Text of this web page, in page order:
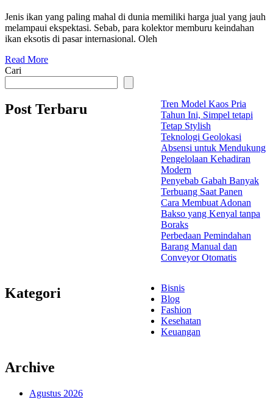
Jenis ikan yang paling mahal di dunia memiliki harga jual yang jauh
melampaui ekspektasi. Sebab, para kolektor memburu keindahan
ikan eksotis di pasar internasional. Oleh
Read More
Cari
Post Terbaru
Tren Model Kaos Pria
Tahun Ini, Simpel tetapi
Tetap Stylish
Teknologi Geolokasi
Absensi untuk Mendukung
Pengelolaan Kehadiran
Modern
Penyebab Gabah Banyak
Terbuang Saat Panen
Cara Membuat Adonan
Bakso yang Kenyal tanpa
Boraks
Perbedaan Pemindahan
Barang Manual dan
Conveyor Otomatis
Kategori
Bisnis
Blog
Fashion
Kesehatan
Keuangan
Archive
Agustus 2026